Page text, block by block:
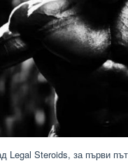
Legal Steroids, за първи